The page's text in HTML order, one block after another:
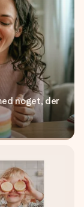
noget, der